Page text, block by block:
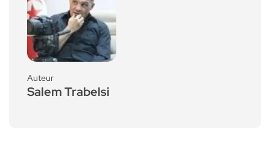
Auteur
Salem Trabelsi